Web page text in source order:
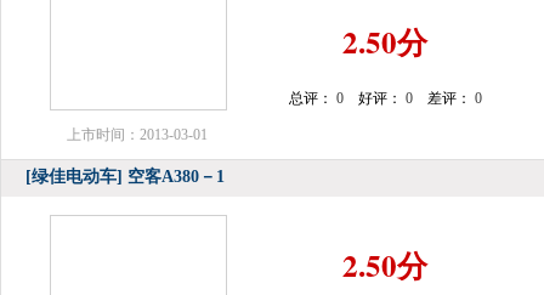
上市时间：2013-03-01
2.50分
总评： 0 好评： 0 差评： 0
[绿佳电动车] 空客A380－1
2.50分